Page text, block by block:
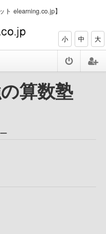
ト elearning.co.jp】
小 中 大
算数塾